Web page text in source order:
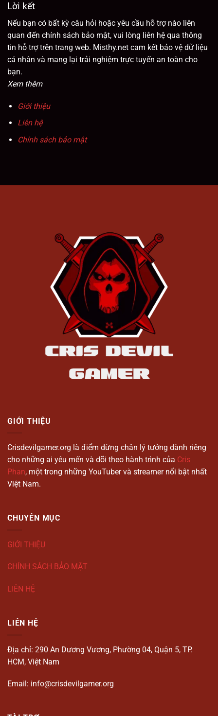
Lời kết
Nếu bạn có bất kỳ câu hỏi hoặc yêu cầu hỗ trợ nào liên
quan đến chính sách bảo mật, vui lòng liên hệ qua thông
tin hỗ trợ trên trang web. Misthy.net cam kết bảo vệ dữ liệu
cá nhân và mang lại trải nghiệm trực tuyến an toàn cho
bạn.
Xem thêm
Giới thiệu
Liên hệ
Chính sách bảo mật
GIỚI THIỆU
Crisdevilgamer.org là điểm dừng chân lý tưởng dành riêng
cho những ai yêu mến và dõi theo hành trình của Cris
Phan, một trong những YouTuber và streamer nổi bật nhất
Việt Nam.
CHUYÊN MỤC
GIỚI THIỆU
CHÍNH SÁCH BẢO MẬT
LIÊN HỆ
LIÊN HỆ
Địa chỉ: 290 An Dương Vương, Phường 04, Quận 5, TP.
HCM, Việt Nam
Email: info@crisdevilgamer.org